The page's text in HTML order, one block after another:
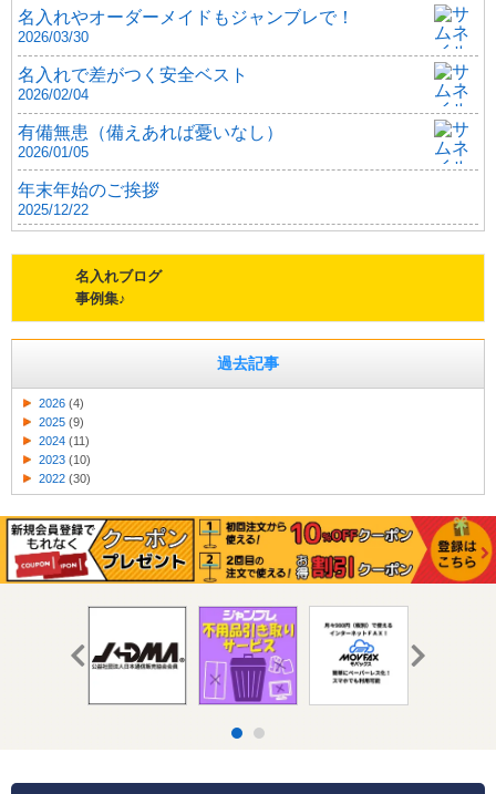
名入れやオーダーメイドもジャンブレで！
2026/03/30
名入れで差がつく安全ベスト
2026/02/04
有備無患（備えあれば憂いなし）
2026/01/05
年末年始のご挨拶
2025/12/22
名入れブログ
事例集♪
過去記事
2026 (4)
2025 (9)
2024 (11)
2023 (10)
2022 (30)